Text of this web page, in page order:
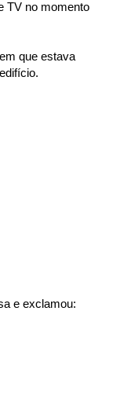
TV no momento
que estava
e exclamou: